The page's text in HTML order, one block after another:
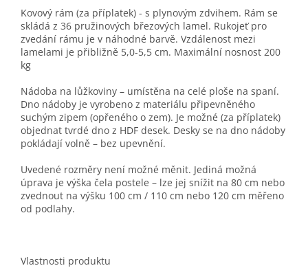
Kovový rám (za příplatek) - s plynovým zdvihem. Rám se
skládá z 36 pružinových březových lamel. Rukojeť pro
zvedání rámu je v náhodné barvě. Vzdálenost mezi
lamelami je přibližně 5,0-5,5 cm. Maximální nosnost 200
kg
Nádoba na lůžkoviny – umístěna na celé ploše na spaní.
Dno nádoby je vyrobeno z materiálu připevněného
suchým zipem (opřeného o zem). Je možné (za příplatek)
objednat tvrdé dno z HDF desek. Desky se na dno nádoby
pokládají volně – bez upevnění.
Uvedené rozměry není možné měnit. Jediná možná
úprava je výška čela postele – lze jej snížit na 80 cm nebo
zvednout na výšku 100 cm / 110 cm nebo 120 cm měřeno
od podlahy.
Vlastnosti produktu